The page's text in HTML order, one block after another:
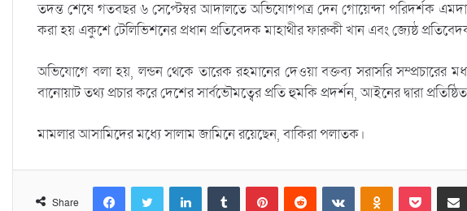
তদন্ত শেষে গতবছর ৬ সেপ্টেম্বর আদালতে অভিযোগপত্র দেন গোয়েন্দা পরিদর্শক
করা হয় একুশে টেলিভিশনের প্রধান প্রতিবেদক মাহাথীর ফারুকী খান এবং জ্যেষ্ঠ
অভিযোগে বলা হয়, লন্ডন থেকে তারেক রহমানের দেওয়া বক্তব্য সরাসরি সম্প্রচারের
বানোয়াট তথ্য প্রচার করে দেশের সার্বভৌমত্বের প্রতি হুমকি প্রদর্শন, আইনের দ্বারা
মামলার আসামিদের মধ্যে সালাম জামিনে রয়েছেন, বাকিরা পলাতক।
Share